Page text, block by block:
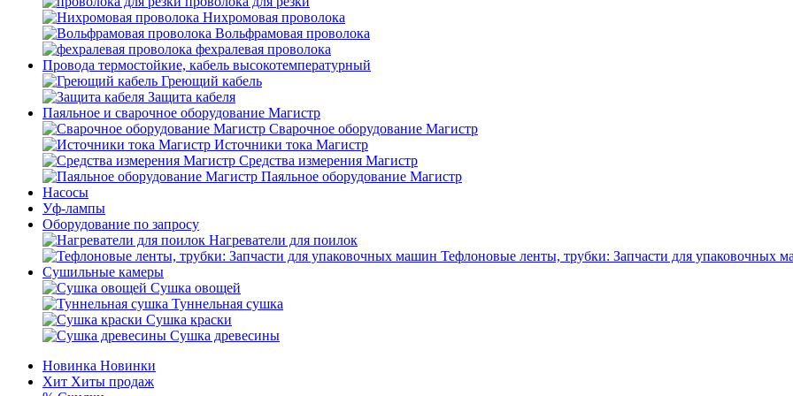
Нихромовая проволока
Вольфрамовая проволока
фехралевая проволока
Провода термостойкие, кабель высокотемпературный
Греющий кабель
Защита кабеля
Паяльное и сварочное оборудование Магистр
Сварочное оборудование Магистр
Источники тока Магистр
Средства измерения Магистр
Паяльное оборудование Магистр
Насосы
Уф-лампы
Оборудование по запросу
Нагреватели для поилок
Тефлоновые ленты, трубки: Запчасти для упаковочных
Сушильные камеры
Сушка овощей
Туннельная сушка
Сушка краски
Сушка древесины
Новинка Новинки
Хит Хиты продаж